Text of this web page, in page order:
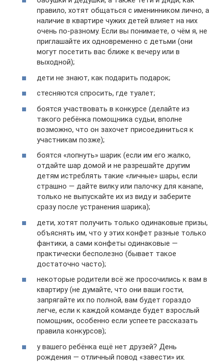
правило, хотят общаться с именинником лично, а
наличие в квартире чужих детей влияет на них
очень по-разному. Если вы понимаете, о чём я, не
приглашайте их одновременно с детьми (они
могут посетить вас ближе к вечеру или в
выходной);
дети не знают, как подарить подарок;
стесняются спросить, где туалет;
боятся участвовать в конкурсе (делайте из
такого ребёнка помощника судьи, вполне
возможно, что он захочет присоединиться к
участникам позже);
боятся «лопнуть» шарик (если им его жалко,
отдайте шар домой и не разрешайте другим
детям истреблять такие «личные» шары, если
страшно — дайте вилку или палочку для канапе,
только не выпускайте их из виду и заберите
сразу после устранения шарика);
дети, хотят получить только одинаковые призы,
объяснять им, что у этих конфет разные только
фантики, а сами конфеты одинаковые —
практически бесполезно (бывает такое
достаточно часто);
некоторые родители всё же просочились к вам в
квартиру (не думайте, что они ваши гости,
запрягайте их по полной, вам будет гораздо
легче, если к каждой команде будет взрослый
помощник, особенно если успеете рассказать
правила конкурсов);
у вашего ребёнка ещё нет друзей? День
рождения — отличный повод «завести» их.